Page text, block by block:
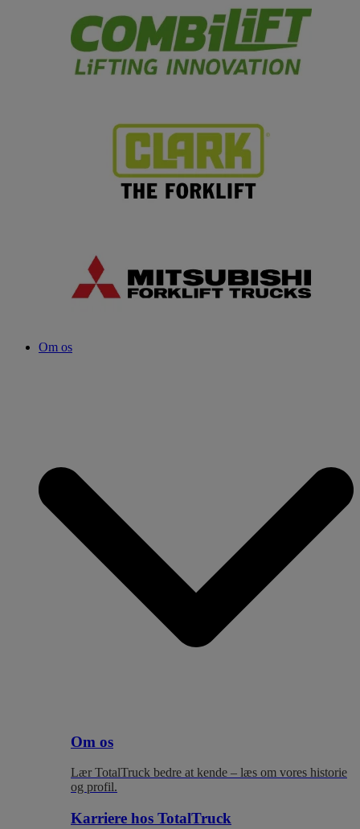
Om os
Om os
Lær TotalTruck bedre at kende – læs om vores historie
og profil.
Karriere hos TotalTruck